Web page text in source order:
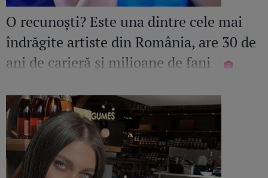
O recunoști? Este una dintre cele mai
îndrăgite artiste din România, are 30 de
ani de carieră și milioane de fani